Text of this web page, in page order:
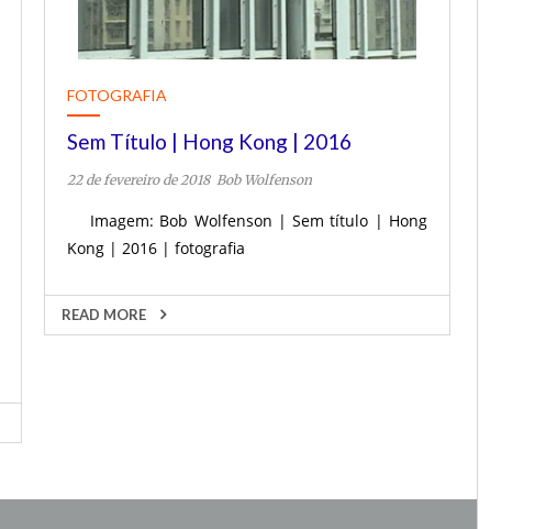
FOTOGRAFIA
Sem Título | Hong Kong | 2016
22 de fevereiro de 2018 Bob Wolfenson
Imagem: Bob Wolfenson | Sem título | Hong
Kong | 2016 | fotografia
READ MORE